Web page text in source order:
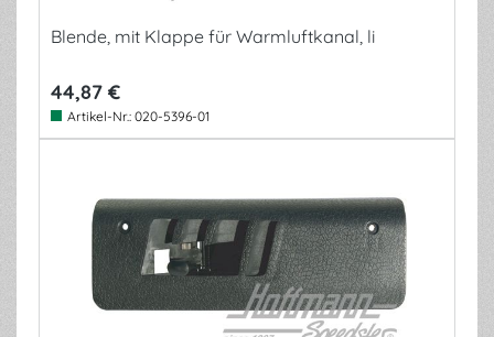
Blende, mit Klappe für Warmluftkanal, li
44,87 €
Artikel-Nr.: 020-5396-01